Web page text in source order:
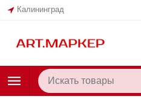
Калининград